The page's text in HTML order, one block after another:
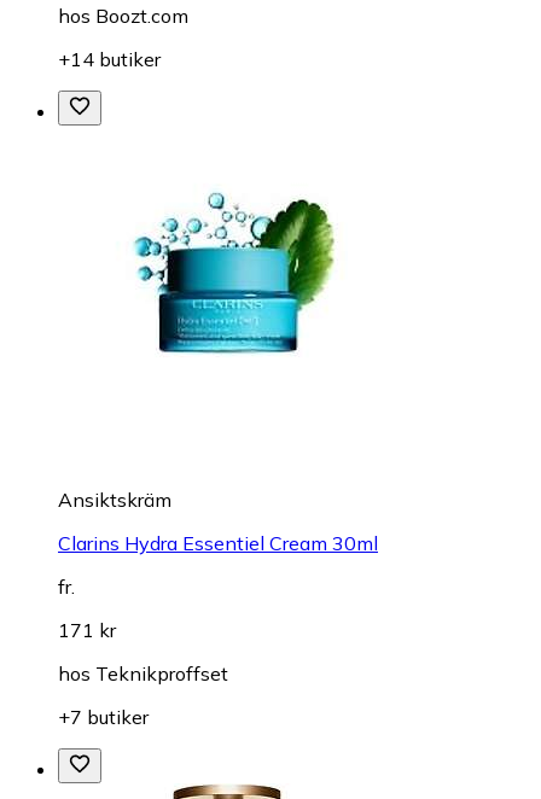
hos Boozt.com
+14 butiker
Ansiktskräm
Clarins Hydra Essentiel Cream 30ml
fr.
171 kr
hos Teknikproffset
+7 butiker